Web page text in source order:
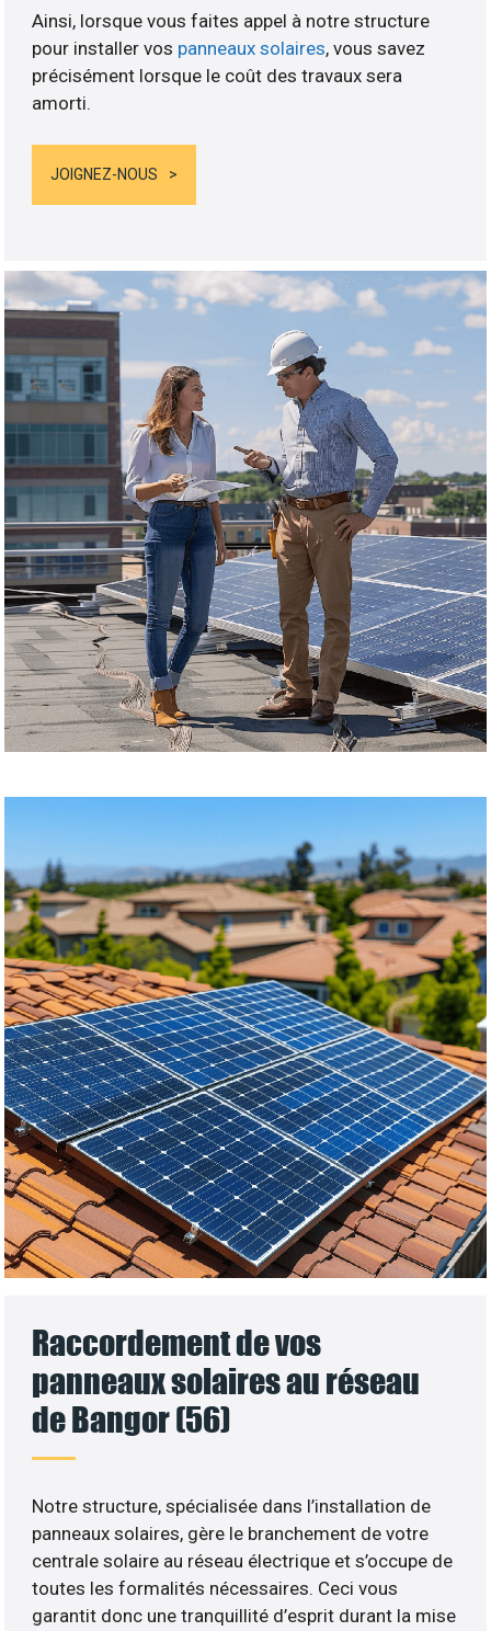
Ainsi, lorsque vous faites appel à notre structure
pour installer vos panneaux solaires, vous savez
précisément lorsque le coût des travaux sera
amorti.
JOIGNEZ-NOUS
Raccordement de vos
panneaux solaires au réseau
de Bangor (56)
Notre structure, spécialisée dans l’installation de
panneaux solaires, gère le branchement de votre
centrale solaire au réseau électrique et s’occupe de
toutes les formalités nécessaires. Ceci vous
garantit donc une tranquillité d’esprit durant la mise